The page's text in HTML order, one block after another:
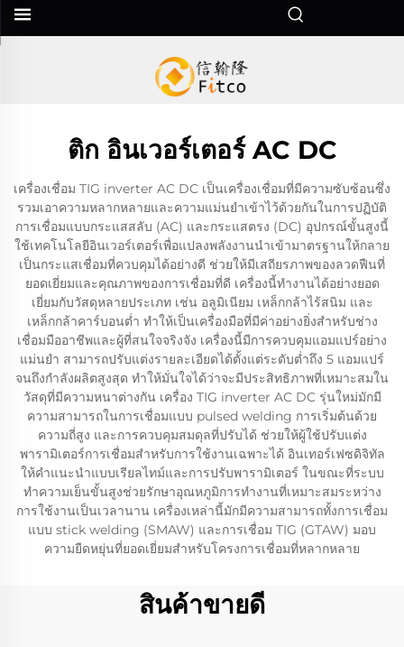
ติก อินเวอร์เตอร์ AC DC
เครื่องเชื่อม TIG inverter AC DC เป็นเครื่องเชื่อมที่มีความซับซ้อนซึ่ง
รวมเอาความหลากหลายและความแม่นยำเข้าไว้ด้วยกันในการปฏิบัติ
การเชื่อมแบบกระแสสลับ (AC) และกระแสตรง (DC) อุปกรณ์ขั้นสูงนี้
ใช้เทคโนโลยีอินเวอร์เตอร์เพื่อแปลงพลังงานนำเข้ามาตรฐานให้กลาย
เป็นกระแสเชื่อมที่ควบคุมได้อย่างดี ช่วยให้มีเสถียรภาพของลวดฟืนที่
ยอดเยี่ยมและคุณภาพของการเชื่อมที่ดี เครื่องนี้ทำงานได้อย่างยอด
เยี่ยมกับวัสดุหลายประเภท เช่น อลูมิเนียม เหล็กกล้าไร้สนิม และ
เหล็กกล้าคาร์บอนต่ำ ทำให้เป็นเครื่องมือที่มีค่าอย่างยิ่งสำหรับช่าง
เชื่อมมืออาชีพและผู้ที่สนใจจริงจัง เครื่องนี้มีการควบคุมแอมแปร์อย่าง
แม่นยำ สามารถปรับแต่งรายละเอียดได้ตั้งแต่ระดับต่ำถึง 5 แอมแปร์
จนถึงกำลังผลิตสูงสุด ทำให้มั่นใจได้ว่าจะมีประสิทธิภาพที่เหมาะสมใน
วัสดุที่มีความหนาต่างกัน เครื่อง TIG inverter AC DC รุ่นใหม่มักมี
ความสามารถในการเชื่อมแบบ pulsed welding การเริ่มต้นด้วย
ความถี่สูง และการควบคุมสมดุลที่ปรับได้ ช่วยให้ผู้ใช้ปรับแต่ง
พารามิเตอร์การเชื่อมสำหรับการใช้งานเฉพาะได้ อินเทอร์เฟซดิจิทัล
ให้คำแนะนำแบบเรียลไทม์และการปรับพารามิเตอร์ ในขณะที่ระบบ
ทำความเย็นขั้นสูงช่วยรักษาอุณหภูมิการทำงานที่เหมาะสมระหว่าง
การใช้งานเป็นเวลานาน เครื่องเหล่านี้มักมีความสามารถทั้งการเชื่อม
แบบ stick welding (SMAW) และการเชื่อม TIG (GTAW) มอบ
ความยืดหยุ่นที่ยอดเยี่ยมสำหรับโครงการเชื่อมที่หลากหลาย
สินค้าขายดี